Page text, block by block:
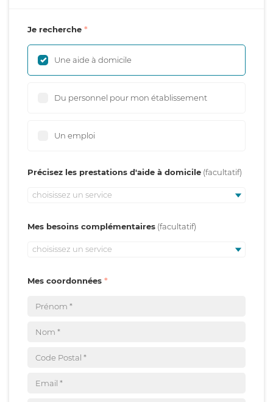
Je recherche
Une aide à domicile
Du personnel pour mon établissement
Un emploi
Précisez les prestations d'aide à domicile
choisissez un service
Mes besoins complémentaires
choisissez un service
Mes coordonnées